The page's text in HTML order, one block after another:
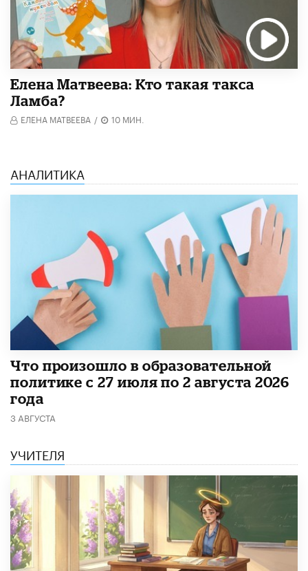
Елена Матвеева: Кто такая такса
Ламба?
ЕЛЕНА МАТВЕЕВА / 10 МИН.
АНАЛИТИКА
​Что произошло в образовательной
политике с 27 июля по 2 августа 2026
года
3 АВГУСТА
УЧИТЕЛЯ